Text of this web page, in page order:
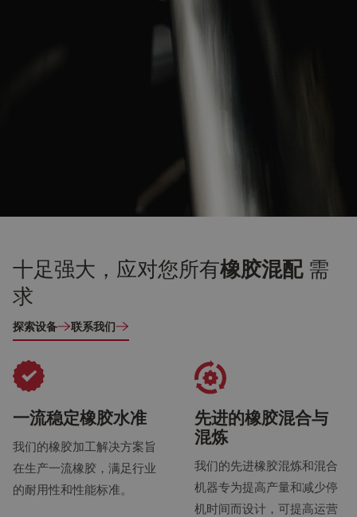
十足强大，应对您所有橡胶混配需
求
探索设备 联系我们
一流稳定橡胶水准
我们的橡胶加工解决方案旨
在生产一流橡胶，满足行业
的耐用性和性能标准。
先进的橡胶混合与
混炼
我们的先进橡胶混炼和混合
机器专为提高产量和减少停
机时间而设计，可提高运营